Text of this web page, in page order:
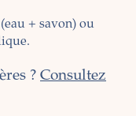
+ savon) ou
? Consultez